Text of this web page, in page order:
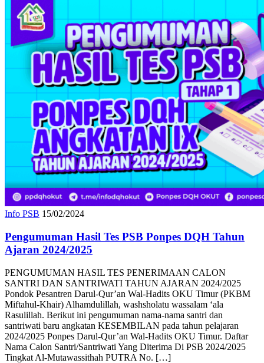
Pengumuman Hasil Tes PSB Ponpes DQH Tahun
PENGUMUMAN HASIL TES PENERIMAAN CALON
SANTRI DAN SANTRIWATI TAHUN AJARAN 2024/2025
Pondok Pesantren Darul-Qur’an Wal-Hadits OKU Timur (PKBM
Miftahul-Khair) Alhamdulillah, washsholatu wassalam ‘ala
Rasulillah. Berikut ini pengumuman nama-nama santri dan
santriwati baru angkatan KESEMBILAN pada tahun pelajaran
2024/2025 Ponpes Darul-Qur’an Wal-Hadits OKU Timur. Daftar
Nama Calon Santri/Santriwati Yang Diterima Di PSB 2024/2025